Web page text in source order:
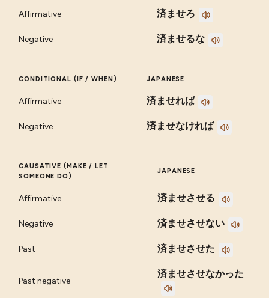
Affirmative 済ませろ
Negative 済ませるな
CONDITIONAL (IF / WHEN) JAPANESE
Affirmative 済ませれば
Negative 済ませなければ
CAUSATIVE (MAKE / LET
SOMEONE DO)
JAPANESE
Affirmative 済ませさせる
Negative 済ませさせない
Past 済ませさせた
Past negative
済ませさせなかった